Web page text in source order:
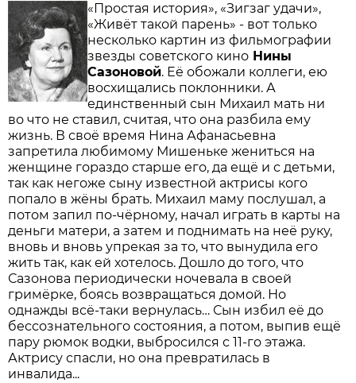
«Простая история», «Зигзаг удачи»,
«Живёт такой парень» - вот только
несколько картин из фильмографии
звезды советского кино Нины
Сазоновой. Её обожали коллеги, ею
восхищались поклонники. А
единственный сын Михаил мать ни
во что не ставил, считая, что она разбила ему
жизнь. В своё время Нина Афанасьевна
запретила любимому Мишеньке жениться на
женщине гораздо старше его, да ещё и с детьми,
так как негоже сыну известной актрисы кого
попало в жёны брать. Михаил маму послушал, а
потом запил по-чёрному, начал играть в карты на
деньги матери, а затем и поднимать на неё руку,
вновь и вновь упрекая за то, что вынудила его
жить так, как ей хотелось. Дошло до того, что
Сазонова периодически ночевала в своей
гримёрке, боясь возвращаться домой. Но
однажды всё-таки вернулась… Сын избил её до
бессознательного состояния, а потом, выпив ещё
пару рюмок водки, выбросился с 11-го этажа.
Актрису спасли, но она превратилась в
инвалида...